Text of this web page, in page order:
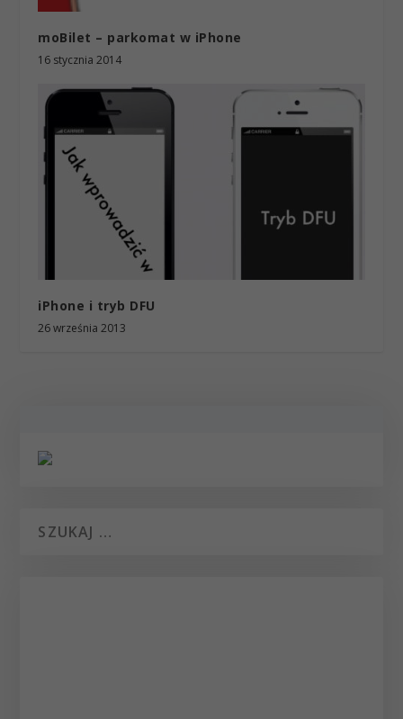
moBilet – parkomat w iPhone
16 stycznia 2014
iPhone i tryb DFU
26 września 2013